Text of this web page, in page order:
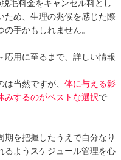
毛料金をキャンセル料とし
ため、生理の兆候を感じた際
手かもしれません。
応用に至るまで、詳しい情報
当然ですが、 体に与える影
みするのがベストな選択で
を把握したうえで自分なり
るようスケジュール管理を心